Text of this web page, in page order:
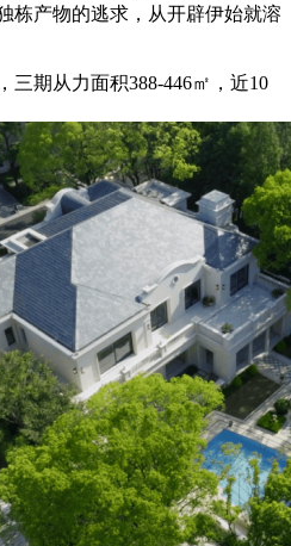
栋产物的逃求，从开辟伊始就溶
期从力面积388-446㎡，近10